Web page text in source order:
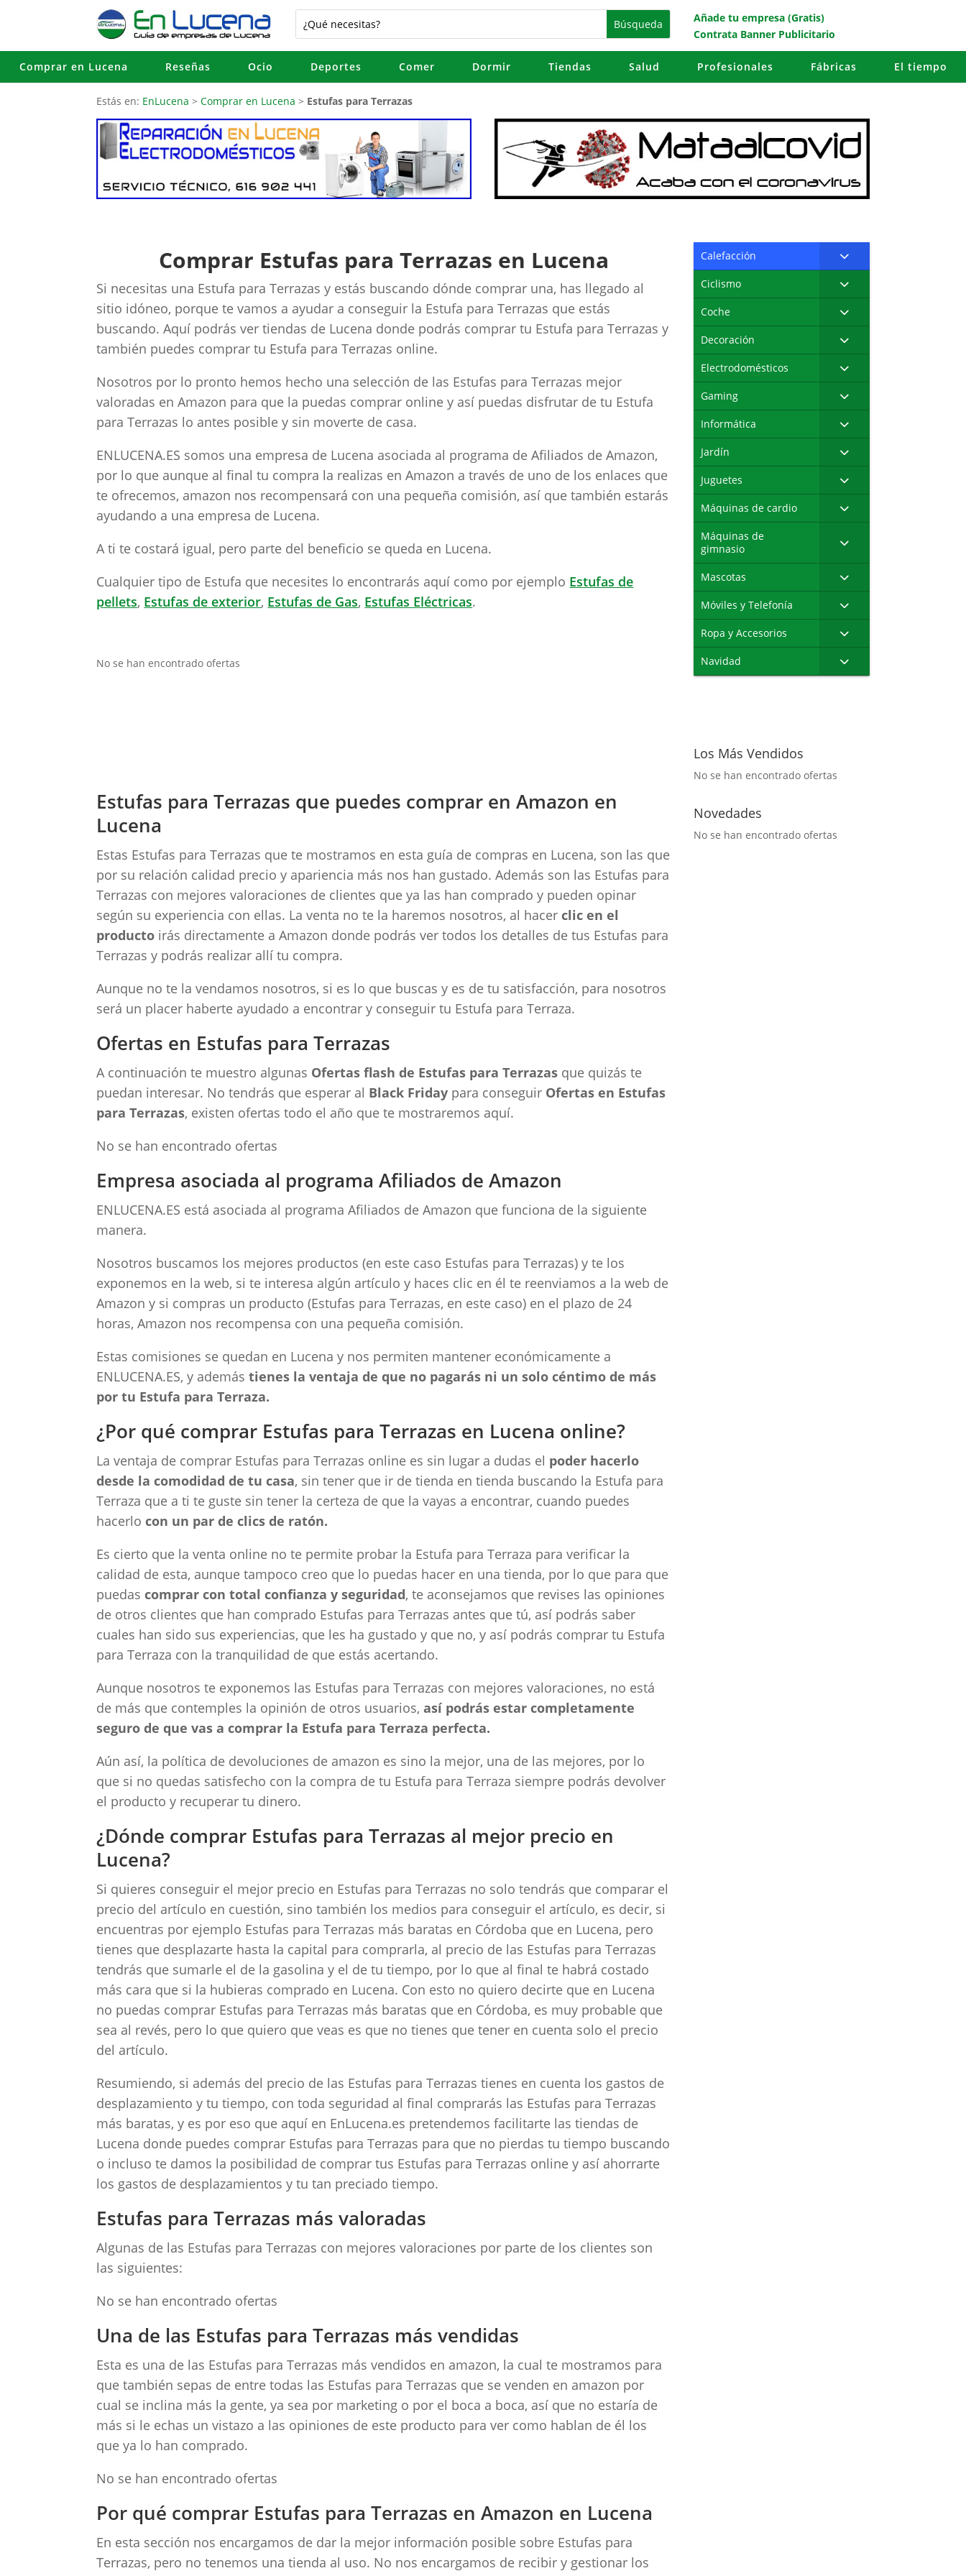
Añade tu empresa (Gratis)
Contrata Banner Publicitario
Comprar en Lucena Reseñas Ocio Deportes Comer Dormir Tiendas Salud Profesionales Fábricas El tiempo
Estás en: EnLucena >Comprar en Lucena > Estufas para Terrazas
Comprar Estufas para Terrazas en Lucena
Si necesitas una Estufa para Terrazas y estás buscando dónde comprar una, has llegado al
sitio idóneo, porque te vamos a ayudar a conseguir la Estufa para Terrazas que estás
buscando. Aquí podrás ver tiendas de Lucena donde podrás comprar tu Estufa para Terrazas y
también puedes comprar tu Estufa para Terrazas online.
Nosotros por lo pronto hemos hecho una selección de las Estufas para Terrazas mejor
valoradas en Amazon para que la puedas comprar online y así puedas disfrutar de tu Estufa
para Terrazas lo antes posible y sin moverte de casa.
ENLUCENA.ES somos una empresa de Lucena asociada al programa de Afiliados de Amazon,
por lo que aunque al final tu compra la realizas en Amazon a través de uno de los enlaces que
te ofrecemos, amazon nos recompensará con una pequeña comisión, así que también estarás
ayudando a una empresa de Lucena.
A ti te costará igual, pero parte del beneficio se queda en Lucena.
Cualquier tipo de Estufa que necesites lo encontrarás aquí como por ejemplo Estufas de
pellets, Estufas de exterior, Estufas de Gas, Estufas Eléctricas.
No se han encontrado ofertas
Estufas para Terrazas que puedes comprar en Amazon en
Lucena
Estas Estufas para Terrazas que te mostramos en esta guía de compras en Lucena, son las que
por su relación calidad precio y apariencia más nos han gustado. Además son las Estufas para
Terrazas con mejores valoraciones de clientes que ya las han comprado y pueden opinar
según su experiencia con ellas. La venta no te la haremos nosotros, al hacerclic en el
producto irás directamente a Amazon donde podrás ver todos los detalles de tus Estufas para
Terrazas y podrás realizar allí tu compra.
Aunque no te la vendamos nosotros, si es lo que buscas y es de tu satisfacción, para nosotros
será un placer haberte ayudado a encontrar y conseguir tu Estufa para Terraza.
Ofertas en Estufas para Terrazas
A continuación te muestro algunas Ofertas flash de Estufas para Terrazas que quizás te
puedan interesar. No tendrás que esperar al Black Friday para conseguir Ofertas en Estufas
para Terrazas, existen ofertas todo el año que te mostraremos aquí.
No se han encontrado ofertas
Empresa asociada al programa Afiliados de Amazon
ENLUCENA.ES está asociada al programa Afiliados de Amazon que funciona de la siguiente
manera.
Nosotros buscamos los mejores productos (en este caso Estufas para Terrazas) y te los
exponemos en la web, si te interesa algún artículo y haces clic en él te reenviamos a la web de
Amazon y si compras un producto (Estufas para Terrazas, en este caso) en el plazo de 24
horas, Amazon nos recompensa con una pequeña comisión.
Estas comisiones se quedan en Lucena y nos permiten mantener económicamente a
ENLUCENA.ES, y ademástienes la ventaja de que no pagarás ni un solo céntimo de más
por tu Estufa para Terraza.
¿Por qué comprar Estufas para Terrazas en Lucena online?
La ventaja de comprar Estufas para Terrazas online es sin lugar a dudas el poder hacerlo
desde la comodidad de tu casa, sin tener que ir de tienda en tienda buscando la Estufa para
Terraza que a ti te guste sin tener la certeza de que la vayas a encontrar, cuando puedes
hacerlocon un par de clics de ratón.
Es cierto que la venta online no te permite probar la Estufa para Terraza para verificar la
calidad de esta, aunque tampoco creo que lo puedas hacer en una tienda, por lo que para que
puedascomprar con total confianza y seguridad, te aconsejamos que revises las opiniones
de otros clientes que han comprado Estufas para Terrazas antes que tú, así podrás saber
cuales han sido sus experiencias, que les ha gustado y que no, y así podrás comprar tu Estufa
para Terraza con la tranquilidad de que estás acertando.
Aunque nosotros te exponemos las Estufas para Terrazas con mejores valoraciones, no está
de más que contemples la opinión de otros usuarios,así podrás estar completamente
seguro de que vas a comprar la Estufa para Terraza perfecta.
Aún así, la política de devoluciones de amazon es sino la mejor, una de las mejores, por lo
que si no quedas satisfecho con la compra de tu Estufa para Terraza siempre podrás devolver
el producto y recuperar tu dinero.
¿Dónde comprar Estufas para Terrazas al mejor precio en
Lucena?
Si quieres conseguir el mejor precio en Estufas para Terrazas no solo tendrás que comparar el
precio del artículo en cuestión, sino también los medios para conseguir el artículo, es decir, si
encuentras por ejemplo Estufas para Terrazas más baratas en Córdoba que en Lucena, pero
tienes que desplazarte hasta la capital para comprarla, al precio de las Estufas para Terrazas
tendrás que sumarle el de la gasolina y el de tu tiempo, por lo que al final te habrá costado
más cara que si la hubieras comprado en Lucena. Con esto no quiero decirte que en Lucena
no puedas comprar Estufas para Terrazas más baratas que en Córdoba, es muy probable que
sea al revés, pero lo que quiero que veas es que no tienes que tener en cuenta solo el precio
del artículo.
Resumiendo, si además del precio de las Estufas para Terrazas tienes en cuenta los gastos de
desplazamiento y tu tiempo, con toda seguridad al final comprarás las Estufas para Terrazas
más baratas, y es por eso que aquí en EnLucena.es pretendemos facilitarte las tiendas de
Lucena donde puedes comprar Estufas para Terrazas para que no pierdas tu tiempo buscando
o incluso te damos la posibilidad de comprar tus Estufas para Terrazas online y así ahorrarte
los gastos de desplazamientos y tu tan preciado tiempo.
Estufas para Terrazas más valoradas
Algunas de las Estufas para Terrazas con mejores valoraciones por parte de los clientes son
las siguientes:
No se han encontrado ofertas
Una de las Estufas para Terrazas más vendidas
Esta es una de las Estufas para Terrazas más vendidos en amazon, la cual te mostramos para
que también sepas de entre todas las Estufas para Terrazas que se venden en amazon por
cual se inclina más la gente, ya sea por marketing o por el boca a boca, así que no estaría de
más si le echas un vistazo a las opiniones de este producto para ver como hablan de él los
que ya lo han comprado.
No se han encontrado ofertas
Por qué comprar Estufas para Terrazas en Amazon en Lucena
En esta sección nos encargamos de dar la mejor información posible sobre Estufas para
Terrazas, pero no tenemos una tienda al uso. No nos encargamos de recibir y gestionar los
Calefacción
Ciclismo
Coche
Decoración
Electrodomésticos
Gaming
Informática
Jardín
Juguetes
Máquinas de cardio
Máquinas de
gimnasio
Mascotas
Móviles y Telefonía
Ropa y Accesorios
Navidad
Los Más Vendidos
No se han encontrado ofertas
Novedades
No se han encontrado ofertas